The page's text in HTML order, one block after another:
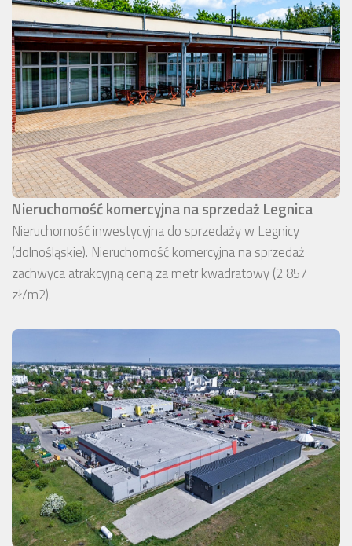
Nieruchomość komercyjna na sprzedaż Legnica
Nieruchomość inwestycyjna do sprzedaży w Legnicy
(dolnośląskie). Nieruchomość komercyjna na sprzedaż
zachwyca atrakcyjną ceną za metr kwadratowy (2 857
zł/m2).